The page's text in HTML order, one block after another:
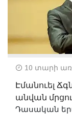
10 տարի
Էմանուել
անվան
Դասական